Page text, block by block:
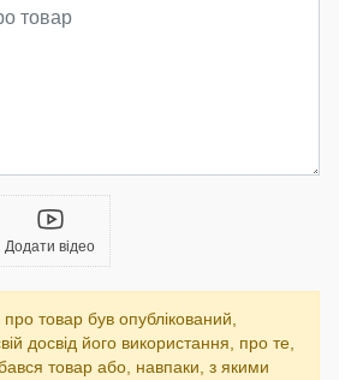
Додати відео
товар був опублікований,
досвід його використання, про те,
товар або, навпаки, з якими